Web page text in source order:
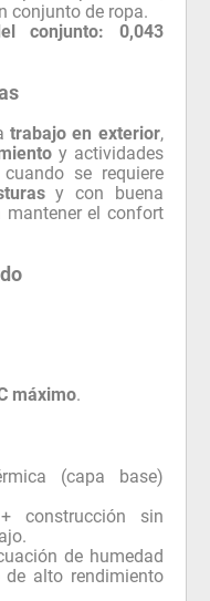
conjunto de ropa.
conjunto:
0,043
trabajo en exterior,
y actividades
se requiere
y con buena
mantener el confort
máximo.
(capa base)
construcción sin
de humedad
alto rendimiento